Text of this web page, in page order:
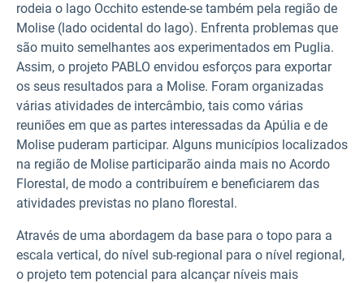
rodeia o lago Occhito estende-se também pela região de
Molise (lado ocidental do lago). Enfrenta problemas que
são muito semelhantes aos experimentados em Puglia.
Assim, o projeto PABLO envidou esforços para exportar
os seus resultados para a Molise. Foram organizadas
várias atividades de intercâmbio, tais como várias
reuniões em que as partes interessadas da Apúlia e de
Molise puderam participar. Alguns municípios localizados
na região de Molise participarão ainda mais no Acordo
Florestal, de modo a contribuírem e beneficiarem das
atividades previstas no plano florestal.
Através de uma abordagem da base para o topo para a
escala vertical, do nível sub-regional para o nível regional,
o projeto tem potencial para alcançar níveis mais